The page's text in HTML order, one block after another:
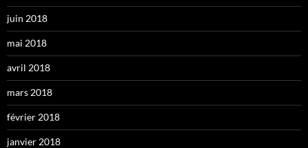
juin 2018
mai 2018
avril 2018
mars 2018
février 2018
janvier 2018